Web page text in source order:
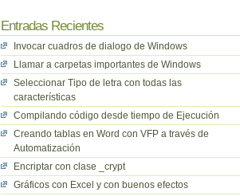
Entradas Recientes
Invocar cuadros de dialogo de Windows
Llamar a carpetas importantes de Windows
Seleccionar Tipo de letra con todas las
características
Compilando código desde tiempo de Ejecución
Creando tablas en Word con VFP a través de
Automatización
Encriptar con clase _crypt
Gráficos con Excel y con buenos efectos